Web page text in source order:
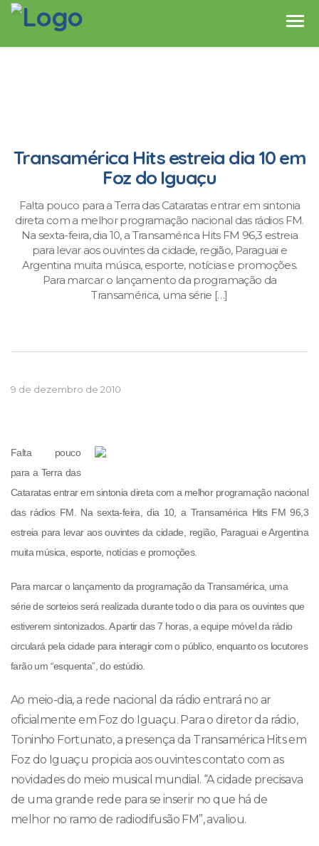
Transamérica Hits estreia dia 10 em
Foz do Iguaçu
Falta pouco para a Terra das Cataratas entrar em sintonia
direta com a melhor programação nacional das rádios FM.
Na sexta-feira, dia 10, a Transamérica Hits FM 96,3 estreia
para levar aos ouvintes da cidade, região, Paraguai e
Argentina muita música, esporte, notícias e promoções.
Para marcar o lançamento da programação da
Transamérica, uma série […]
9 de dezembro de 2010
Falta pouco
para a Terra das
Cataratas entrar em sintonia direta com a melhor programação nacional
das rádios FM. Na sexta-feira, dia 10, a Transamérica Hits FM 96,3
estreia para levar aos ouvintes da cidade, região, Paraguai e Argentina
muita música, esporte, notícias e promoções.
Para marcar o lançamento da programação da Transamérica, uma
série de sorteios será realizada durante todo o dia para os ouvintes que
estiverem sintonizados. A partir das 7 horas, a equipe móvel da rádio
circulará pela cidade para interagir com o público, enquanto os locutores
farão um “esquenta”, do estúdio.
Ao meio-dia, a rede nacional da rádio entrará no ar
oficialmente em Foz do Iguaçu. Para o diretor da rádio,
Toninho Fortunato, a presença da Transamérica Hits em
Foz do Iguaçu propicia aos ouvintes contato com as
novidades do meio musical mundial. “A cidade precisava
de uma grande rede para se inserir no que há de
melhor no ramo de radiodifusão FM”, avaliou.